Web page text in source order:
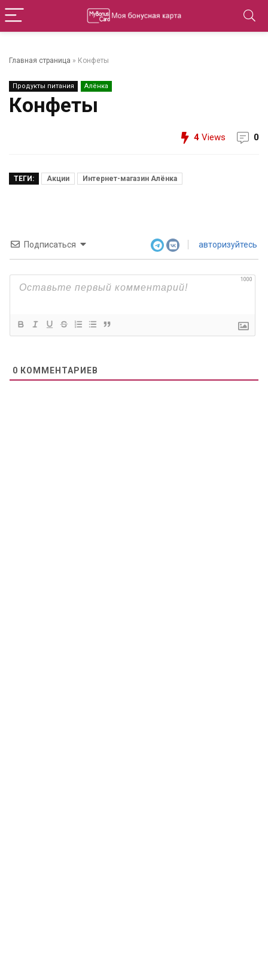
Главная страница » Конфеты
Продукты питания Алёнка
Конфеты
4 Views 0
ТЕГИ: Акции Интернет-магазин Алёнка
Подписаться авторизуйтесь
1000
0 КОММЕНТАРИЕВ